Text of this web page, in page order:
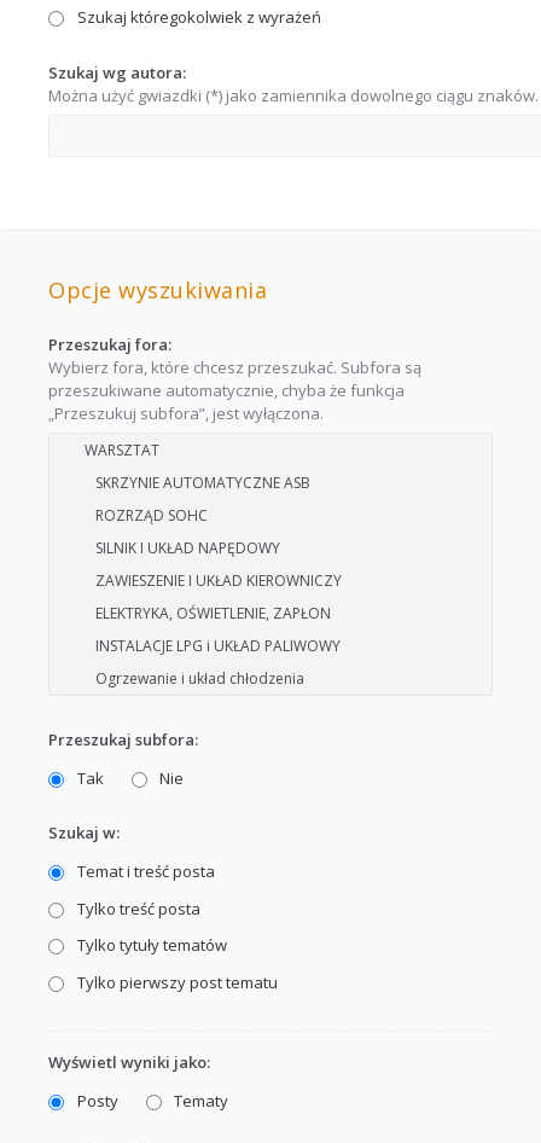
Szukaj któregokolwiek z wyrażeń
Szukaj wg autora:
Można użyć gwiazdki (*) jako zamiennika dowolnego ciągu znaków.
Opcje wyszukiwania
Przeszukaj fora:
Wybierz fora, które chcesz przeszukać. Subfora są
przeszukiwane automatycznie, chyba że funkcja
„Przeszukuj subfora”, jest wyłączona.
Przeszukaj subfora:
Tak
Nie
Szukaj w:
Temat i treść posta
Tylko treść posta
Tylko tytuły tematów
Tylko pierwszy post tematu
Wyświetl wyniki jako:
Posty
Tematy